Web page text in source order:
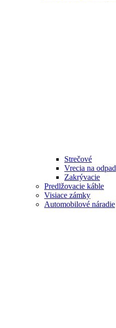
Strečové
Vrecia na odpad
Zakrývacie
Predlžovacie káble
Visiace zámky
Automobilové náradie